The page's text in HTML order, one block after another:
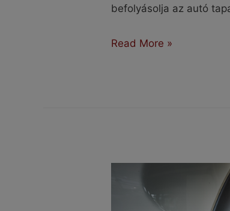
befolyásolja az autó
Miért
Read More »